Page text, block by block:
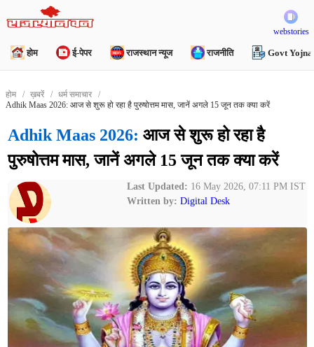
webstories
होम ई-पेपर राजस्थान न्यूज राजनीति Govt Yojna
होम ख़बरें
धर्म समाचार
Adhik Maas 2026: आज से शुरू हो रहा है पुरुषोत्तम मास, जानें अगले 15 जून तक क्या करें
Adhik Maas 2026: आज से शुरू हो रहा है
पुरुषोत्तम मास, जानें अगले 15 जून तक क्या करें
Last Updated: 16 May 2026, 07:11 PM IST
Written by: Digital Desk